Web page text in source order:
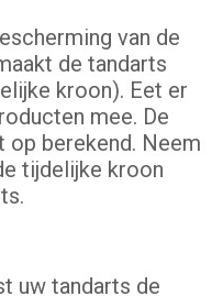
van de
de tandarts
kroon). Eet er
mee. De
op berekend. Neem
tijdelijke kroon
uw tandarts de